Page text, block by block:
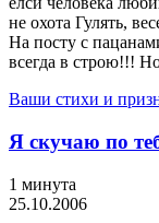
не охота Гулять,
На посту с
всегда в строю!!!
Ваши стихи и
Я скучаю по
1 минута
25.10.2006